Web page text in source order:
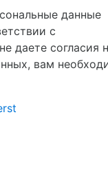
данные
с
даете согласия
вам